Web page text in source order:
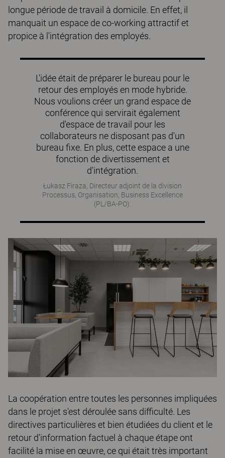
longue période de travail à domicile. En effet, il
manquait un espace de co-working attractif et
propice à l'intégration des employés.
L'idée était de préparer le bureau pour le
retour des employés en mode hybride.
Nous voulions créer un grand espace de
conférence qui servirait également
d'espace de travail pour les
collaborateurs ne disposant pas d'un
bureau fixe. En plus, cette espace a une
fonction de divertissement et
d'intégration.
Łukasz Firaza, Directeur adjoint de la division
Processus, Organisation, Business Excellence
(PL/BA-PO).
La coopération entre toutes les personnes impliquées
dans le projet s'est déroulée sans difficulté. Les
directives particulières et bien étudiées du client et le
retour d'information factuel à chaque étape ont
facilité la mise en œuvre, ce qui était très important